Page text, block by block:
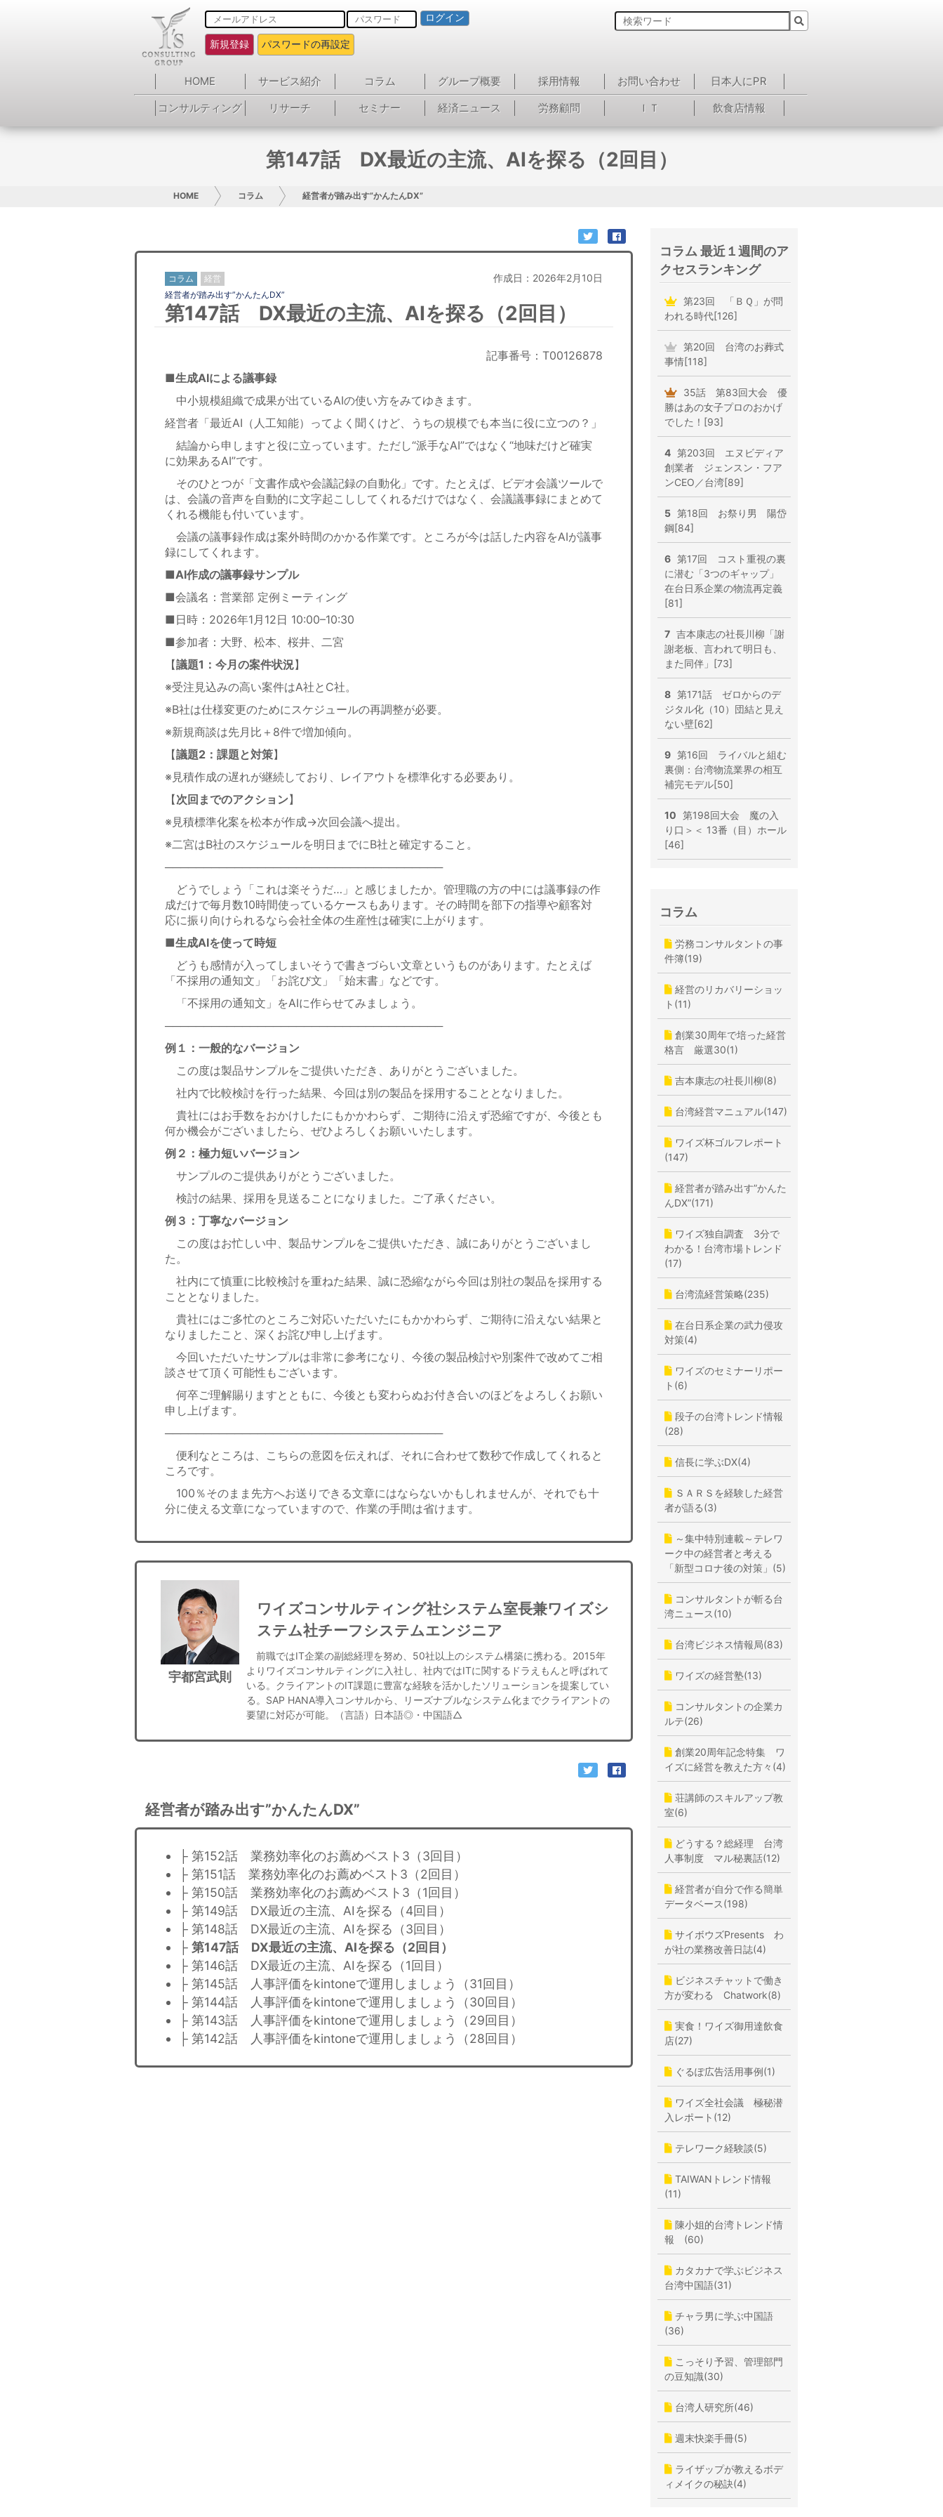
ログイン
新規登録 パスワードの再設定
HOME サービス紹介 コラム グループ概要 採用情報 お問い合わせ
日本人にPR
コンサルティング
リサーチ セミナー 経済ニュース 労務顧問 ＩＴ 飲食店情報
第147話 DX最近の主流、AIを探る（2回目）
HOME コラム 経営者が踏み出す”かんたんDX”
コラム 経営 作成日：2026年2月10日
経営者が踏み出す”かんたんDX”
第147話 DX最近の主流、AIを探る（2回目）
記事番号：T00126878
■生成AIによる議事録
中小規模組織で成果が出ているAIの使い方をみてゆきます。
経営者「最近AI（人工知能）ってよく聞くけど、うちの規模でも本当に役に立つの？」
結論から申しますと役に立っています。ただし“派手なAI”ではなく“地味だけど確実
に効果あるAI”です。
そのひとつが「文書作成や会議記録の自動化」です。たとえば、ビデオ会議ツールで
は、会議の音声を自動的に文字起こししてくれるだけではなく、会議議事録にまとめて
くれる機能も付いています。
会議の議事録作成は案外時間のかかる作業です。ところが今は話した内容をAIが議事
録にしてくれます。
■AI作成の議事録サンプル
■会議名：営業部 定例ミーティング
■日時：2026年1月12日 10:00–10:30
■参加者：大野、松本、桜井、二宮
【議題1：今月の案件状況】
※受注見込みの高い案件はA社とC社。
※B社は仕様変更のためにスケジュールの再調整が必要。
※新規商談は先月比＋8件で増加傾向。
【議題2：課題と対策】
※見積作成の遅れが継続しており、レイアウトを標準化する必要あり。
【次回までのアクション】
※見積標準化案を松本が作成→次回会議へ提出。
※二宮はB社のスケジュールを明日までにB社と確定すること。
────────────────────────────────────
どうでしょう「これは楽そうだ…」と感じましたか。管理職の方の中には議事録の作
成だけで毎月数10時間使っているケースもあります。その時間を部下の指導や顧客対
応に振り向けられるなら会社全体の生産性は確実に上がります。
■生成AIを使って時短
どうも感情が入ってしまいそうで書きづらい文章というものがあります。たとえば
「不採用の通知文」「お詫び文」「始末書」などです。
「不採用の通知文」をAIに作らせてみましょう。
────────────────────────────────────
例１：一般的なバージョン
この度は製品サンプルをご提供いただき、ありがとうございました。
社内で比較検討を行った結果、今回は別の製品を採用することとなりました。
貴社にはお手数をおかけしたにもかかわらず、ご期待に沿えず恐縮ですが、今後とも
何か機会がございましたら、ぜひよろしくお願いいたします。
例２：極力短いバージョン
サンプルのご提供ありがとうございました。
検討の結果、採用を見送ることになりました。ご了承ください。
例３：丁寧なバージョン
この度はお忙しい中、製品サンプルをご提供いただき、誠にありがとうございまし
た。
社内にて慎重に比較検討を重ねた結果、誠に恐縮ながら今回は別社の製品を採用する
こととなりました。
貴社にはご多忙のところご対応いただいたにもかかわらず、ご期待に沿えない結果と
なりましたこと、深くお詫び申し上げます。
今回いただいたサンプルは非常に参考になり、今後の製品検討や別案件で改めてご相
談させて頂く可能性もございます。
何卒ご理解賜りますとともに、今後とも変わらぬお付き合いのほどをよろしくお願い
申し上げます。
────────────────────────────────────
便利なところは、こちらの意図を伝えれば、それに合わせて数秒で作成してくれると
ころです。
100％そのまま先方へお送りできる文章にはならないかもしれませんが、それでも十
分に使える文章になっていますので、作業の手間は省けます。
宇都宮武則
ワイズコンサルティング社システム室長兼ワイズシ
ステム社チーフシステムエンジニア
前職ではIT企業の副総経理を努め、50社以上のシステム構築に携わる。2015年
よりワイズコンサルティングに入社し、社内ではITに関するドラえもんと呼ばれて
いる。クライアントのIT課題に豊富な経験を活かしたソリューションを提案してい
る。SAP HANA導入コンサルから、リーズナブルなシステム化までクライアントの
要望に対応が可能。（言語）日本語◎・中国語△
経営者が踏み出す”かんたんDX”
├ 第152話 業務効率化のお薦めベスト3（3回目）
├ 第151話 業務効率化のお薦めベスト3（2回目）
├ 第150話 業務効率化のお薦めベスト3（1回目）
├ 第149話 DX最近の主流、AIを探る（4回目）
├ 第148話 DX最近の主流、AIを探る（3回目）
├ 第147話 DX最近の主流、AIを探る（2回目）
├ 第146話 DX最近の主流、AIを探る（1回目）
├ 第145話 人事評価をkintoneで運用しましょう（31回目）
├ 第144話 人事評価をkintoneで運用しましょう（30回目）
├ 第143話 人事評価をkintoneで運用しましょう（29回目）
├ 第142話 人事評価をkintoneで運用しましょう（28回目）
コラム 最近１週間のア
クセスランキング
第23回 「ＢＱ」が問
われる時代[126]
第20回 台湾のお葬式
事情[118]
35話 第83回大会 優
勝はあの女子プロのおかげ
でした！[93]
4 第203回 エヌビディア
創業者 ジェンスン・フア
ンCEO／台湾[89]
5 第18回 お祭り男 陽岱
鋼[84]
6 第17回 コスト重視の裏
に潜む「3つのギャップ」
在台日系企業の物流再定義
[81]
7 吉本康志の社長川柳「謝
謝老板、言われて明日も、
また同伴」[73]
8 第171話 ゼロからのデ
ジタル化（10）団結と見え
ない壁[62]
9 第16回 ライバルと組む
裏側：台湾物流業界の相互
補完モデル[50]
10 第198回大会 魔の入
り口＞＜ 13番（目）ホール
[46]
コラム
労務コンサルタントの事
件簿(19)
経営のリカバリーショッ
ト(11)
創業30周年で培った経営
格言 厳選30(1)
吉本康志の社長川柳(8)
台湾経営マニュアル(147)
ワイズ杯ゴルフレポート
(147)
経営者が踏み出す”かんた
んDX”(171)
ワイズ独自調査 3分で
わかる！台湾市場トレンド
(17)
台湾流経営策略(235)
在台日系企業の武力侵攻
対策(4)
ワイズのセミナーリポー
ト(6)
段子の台湾トレンド情報
(28)
信長に学ぶDX(4)
ＳＡＲＳを経験した経営
者が語る(3)
～集中特別連載～テレワ
ーク中の経営者と考える
「新型コロナ後の対策」(5)
コンサルタントが斬る台
湾ニュース(10)
台湾ビジネス情報局(83)
ワイズの経営塾(13)
コンサルタントの企業カ
ルテ(26)
創業20周年記念特集 ワ
イズに経営を教えた方々(4)
荘講師のスキルアップ教
室(6)
どうする？総経理 台湾
人事制度 マル秘裏話(12)
経営者が自分で作る簡単
データベース(198)
サイボウズPresents わ
が社の業務改善日誌(4)
ビジネスチャットで働き
方が変わる Chatwork(8)
実食！ワイズ御用達飲食
店(27)
ぐるぽ広告活用事例(1)
ワイズ全社会議 極秘潜
入レポート(12)
テレワーク経験談(5)
TAIWANトレンド情報
(11)
陳小姐的台湾トレンド情
報 (60)
カタカナで学ぶビジネス
台湾中国語(31)
チャラ男に学ぶ中国語
(36)
こっそり予習、管理部門
の豆知識(30)
台湾人研究所(46)
週末快楽手冊(5)
ライザップが教えるボデ
ィメイクの秘訣(4)